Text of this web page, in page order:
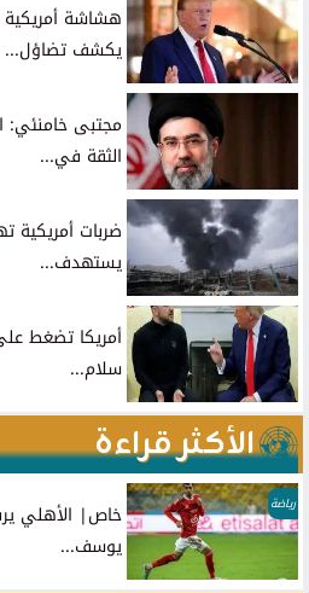
هشاشة
يكشف تضاؤل...
مجتبى خامنئي:
الثقة في...
ضربات أمريكية
يستهدف...
أمريكا تضغط
سلام...
الأكثر قراءة
رياضة
خاص| الأهلي
يوسف...